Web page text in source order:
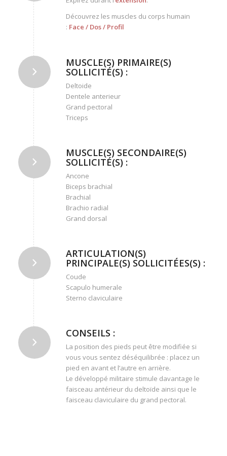
Découvrez les muscles du corps humain
: Face / Dos/ Profil
MUSCLE(S) PRIMAIRE(S)
SOLLICITÉ(S) :
Deltoide
Dentele anterieur
Grand pectoral
Triceps
MUSCLE(S) SECONDAIRE(S)
SOLLICITÉ(S) :
Ancone
Biceps brachial
Brachial
Brachio radial
Grand dorsal
ARTICULATION(S)
PRINCIPALE(S) SOLLICITÉES(S) :
Coude
Scapulo humerale
Sterno claviculaire
CONSEILS :
La position des pieds peut être modifiée si
vous vous sentez déséquilibrée : placez un
pied en avant et l’autre en arrière.
Le développé militaire stimule davantage le
faisceau antérieur du deltoïde ainsi que le
faisceau claviculaire du grand pectoral.